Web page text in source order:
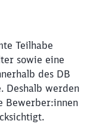
Teilhabe
sowie eine
des DB
Deshalb werden
Bewerber:innen